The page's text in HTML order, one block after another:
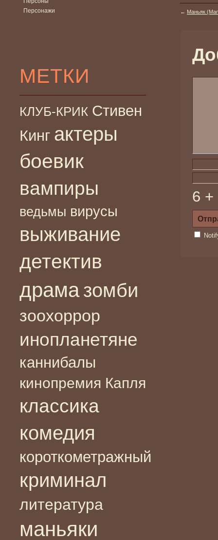
Персонажи
МЕТКИ
КЛУБ-КРИК Стивен
Кинг актеры
боевик
вампиры
ведьмы вирусы
выживание
детектив
драма зомби
зоохоррор
инопланетяне
каннибалы
кинопремия Капля
классика
комедия
короткометражный
криминал
литература
маньяки
← Маньяк
6